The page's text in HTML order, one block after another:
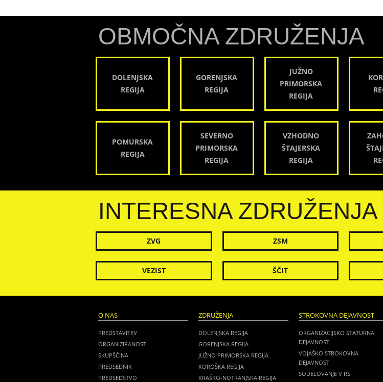
OBMOČNA ZDRUŽENJA
DOLENJSKA
REGIJA
GORENJSKA
REGIJA
JUŽNO
PRIMORSKA
REGIJA
POMURSKA
REGIJA
SEVERNO
PRIMORSKA
REGIJA
VZHODNO
ŠTAJERSKA
REGIJA
INTERESNA ZDRUŽENJA
ZVG ZSM
VEZIST ŠČIT
O NAS
PREDSTAVITEV
ORGANIZIRANOST
SKUPŠČINA
PREDSEDNIK
PREDSEDSTVO
ZDRUŽENJA
DOLENJSKA REGIJA
GORENJSKA REGIJA
JUŽNO PRIMORSKA REGIJA
KOROŠKA REGIJA
KRAŠKO-NOTRANJSKA REGIJA
STROKOVNA DEJAVNOST
ORGANIZACIJSKO STATURNA
DEJAVNOST
VOJAŠKO STROKOVNA
DEJAVNOST
SODELOVANJE V RS